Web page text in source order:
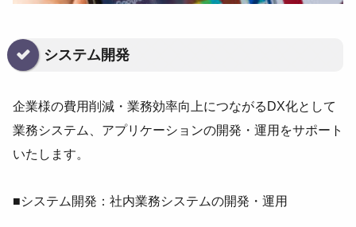
システム開発
企業様の費用削減・業務効率向上につながるDX化として
業務システム、アプリケーションの開発・運用をサポート
いたします。
■システム開発：社内業務システムの開発・運用